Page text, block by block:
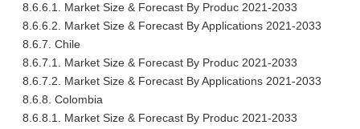
8.6.6.1. Market Size & Forecast By Produc 2021-2033
8.6.6.2. Market Size & Forecast By Applications 2021-2033
8.6.7. Chile
8.6.7.1. Market Size & Forecast By Produc 2021-2033
8.6.7.2. Market Size & Forecast By Applications 2021-2033
8.6.8. Colombia
8.6.8.1. Market Size & Forecast By Produc 2021-2033